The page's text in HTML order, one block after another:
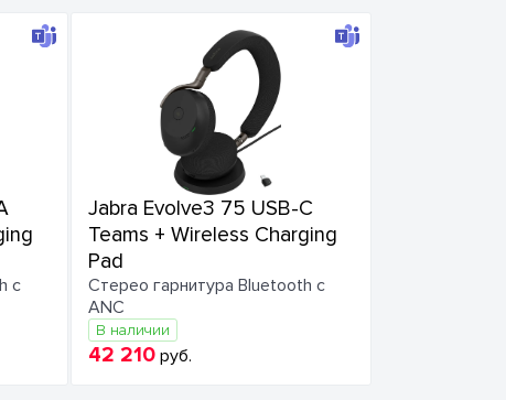
с
Jabra Evolve3 75 USB-C
Teams + Wireless Charging
Pad
Стерео гарнитура Bluetooth с
ANC
В наличии
42 210руб.